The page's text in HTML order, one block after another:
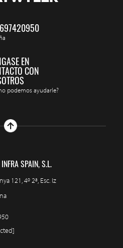
EN
CON
podemos ayudarle?
SPAIN, S.L.
121, 4º 2ª, Esc. Iz